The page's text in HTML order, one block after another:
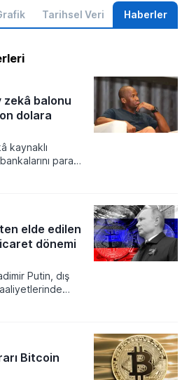
Tarihsel Veri Haberler
zekâ balonu
dolara
kaynaklı
para
bu durumun
kredi krizinin
açacağını belirtti
hızlı tepki veren
elde edilen
dönemi
Putin, dış
onay veren
belirli şartlar
kıymet
olanak sağlanıyor.
Bitcoin